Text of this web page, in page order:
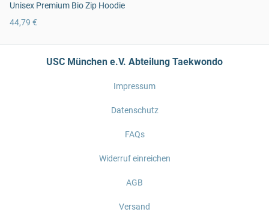
Unisex Premium Bio Zip Hoodie
44,79 €
USC München e.V. Abteilung Taekwondo
Impressum
Datenschutz
FAQs
Widerruf einreichen
AGB
Versand